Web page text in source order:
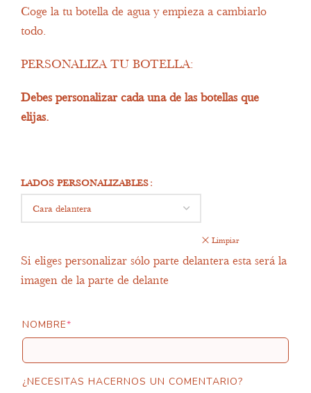
Coge la tu botella de agua y empieza a cambiarlo
todo.
PERSONALIZA TU BOTELLA:
Debes personalizar cada una de las botellas que
elijas.
LADOS PERSONALIZABLES
Limpiar
Si eliges personalizar sólo parte delantera esta será la
imagen de la parte de delante
NOMBRE*
¿NECESITAS HACERNOS UN COMENTARIO?